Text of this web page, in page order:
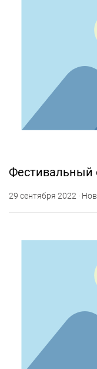
Фестивальный
29 сентября 2022 ·